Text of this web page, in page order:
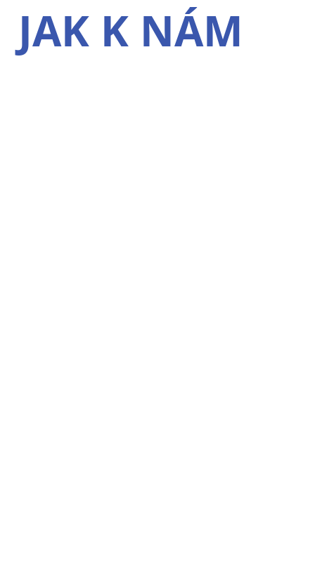
JAK K NÁM